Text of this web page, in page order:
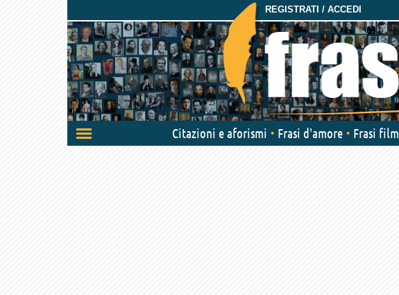
REGISTRATI / ACCEDI
Attiva/disattiva
navigazione
Citazioni e aforismi Frasi d'amore Frasi film